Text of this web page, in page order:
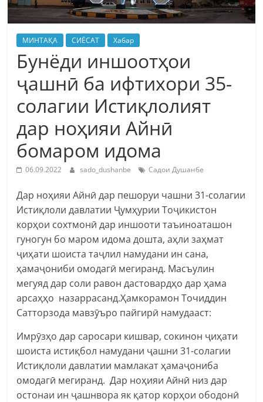
МИНТАҚА СИЁСАТ Хабар
Бунёди иншоотҳои
ҷашнӣ ба ифтихори 35-
солагии Истиқлолият
дар ноҳияи Айнӣ
бомаром идома
06.09.2022 sado_dushanbe Садои Душанбе
Дар ноҳияи Айнӣ дар пешоруи чашни 31-солагии
Истиқлоли давлатии Ҷумҳурии Тоҷикистон
корҳои сохтмонӣ дар иншооти таъиноаташон
гуногун бо маром идома дошта, аҳли заҳмат
ҷиҳати шоиста таҷлил намудани ин сана,
ҳамаҷониби омодагӣ мегиранд. Масъулин
мегуяд дар соли равон дастовардҳо дар ҳама
арсаҳҳо назаррасанд.Ҳамкорамон Точиддин
Сатторзода мавзӯъро пайгирӣ намудааст:
Имрӯзҳо дар саросари кишвар, сокинон ҷиҳати
шоиста истиқбол намудани ҷашни 31-солагии
Истиқлоли давлатии мамлакат ҳамаҷониба
омодагӣ мегиранд. Дар ноҳияи Айнӣ низ дар
остонаи ин ҷашнвора як қатор корҳои ободонӣ